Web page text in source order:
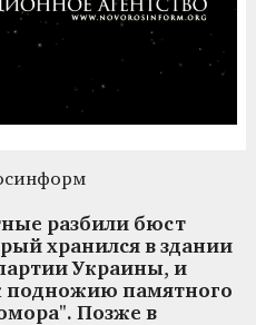
разбили бюст
хранился в здании
Украины, и
подножию памятного
Позже в